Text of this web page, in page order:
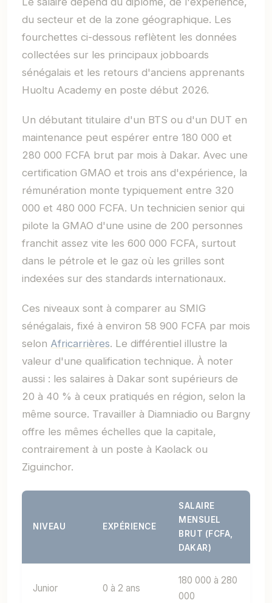
du secteur et de la zone géographique. Les
fourchettes ci-dessous reflètent les données
collectées sur les principaux jobboards
sénégalais et les retours d'anciens apprenants
Huoltu Academy en poste début 2026.
Un débutant titulaire d'un BTS ou d'un DUT en
maintenance peut espérer entre 180 000 et
280 000 FCFA brut par mois à Dakar. Avec une
certification GMAO et trois ans d'expérience, la
rémunération monte typiquement entre 320
000 et 480 000 FCFA. Un technicien senior qui
pilote la GMAO d'une usine de 200 personnes
franchit assez vite les 600 000 FCFA, surtout
dans le pétrole et le gaz où les grilles sont
indexées sur des standards internationaux.
Ces niveaux sont à comparer au SMIG
sénégalais, fixé à environ 58 900 FCFA par mois
selon Africarrières. Le différentiel illustre la
valeur d'une qualification technique. À noter
aussi : les salaires à Dakar sont supérieurs de
20 à 40 % à ceux pratiqués en région, selon la
même source. Travailler à Diamniadio ou Bargny
offre les mêmes échelles que la capitale,
contrairement à un poste à Kaolack ou
Ziguinchor.
NIVEAU EXPÉRIENCE
SALAIRE
MENSUEL
BRUT (FCFA,
DAKAR)
Junior 0 à 2 ans
180 000 à 280
000